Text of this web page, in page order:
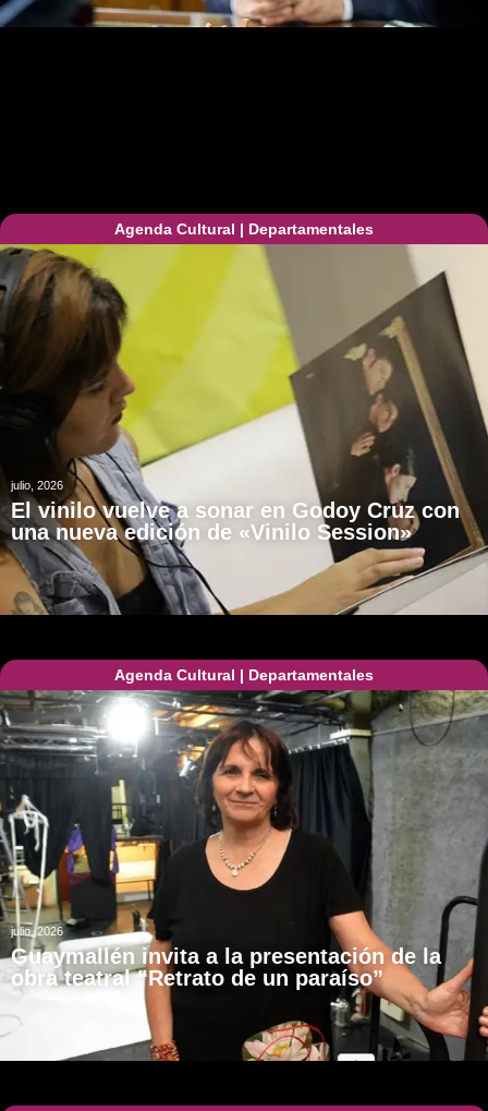
Agenda Cultural | Departamentales
julio, 2026
El vinilo vuelve a sonar en Godoy Cruz con
una nueva edición de «Vinilo Session»
Agenda Cultural | Departamentales
julio, 2026
Guaymallén invita a la presentación de la
obra teatral “Retrato de un paraíso”